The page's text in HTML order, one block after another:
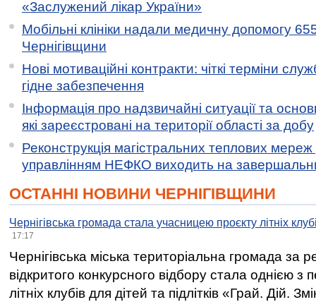
«Заслужений лікар України»
Мобільні клініки надали медичну допомогу
Чернігівщини
Нові мотиваційні контракти: чіткі терміни
гідне забезпечення
Інформація про надзвичайні ситуації та
які зареєстровані на території області за добу
Реконструкція магістральних теплових мереж
управлінням НЕФКО виходить на
ОСТАННІ НОВИНИ ЧЕРНІГІВЩИНИ
Чернігівська громада стала учасницею проєкту літніх
17:17
Чернігівська міська територіальна громада за
відкритого конкурсного відбору стала однією
літніх клубів для дітей та підлітків «Грай. Дій.